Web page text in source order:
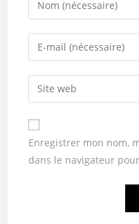
Enregistrer mon nom,
dans le navigateur